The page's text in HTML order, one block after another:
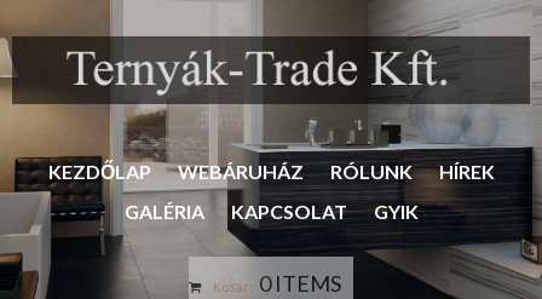
KEZDŐLAP WEBÁRUHÁZ RÓLUNK
HÍREK
GALÉRIA
KAPCSOLAT GYIK
Kosár: 0 ITEMS